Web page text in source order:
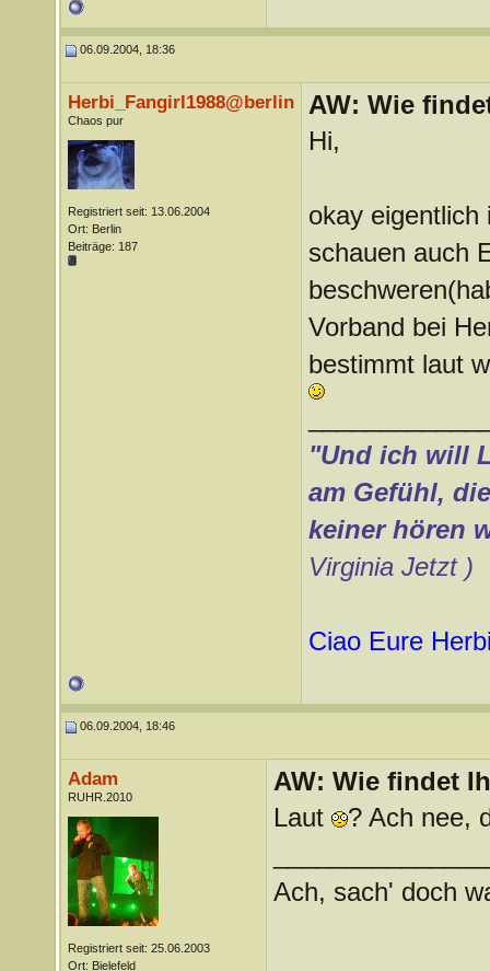
06.09.2004, 18:36
Herbi_Fangirl1988@berlin
Chaos pur
Registriert seit: 13.06.2004
Ort: Berlin
Beiträge: 187
AW: Wie
Hi,
okay eigentlich
schauen auch
Vorband bei
bestimmt laut
"Und ich will
am Gefühl,
keiner hören
Virginia Jetzt )
Ciao Eure
06.09.2004, 18:46
Adam
RUHR.2010
Registriert seit: 25.06.2003
Ort: Bielefeld
AW: Wie findet
Laut
? Ach nee,
Ach, sach' doch